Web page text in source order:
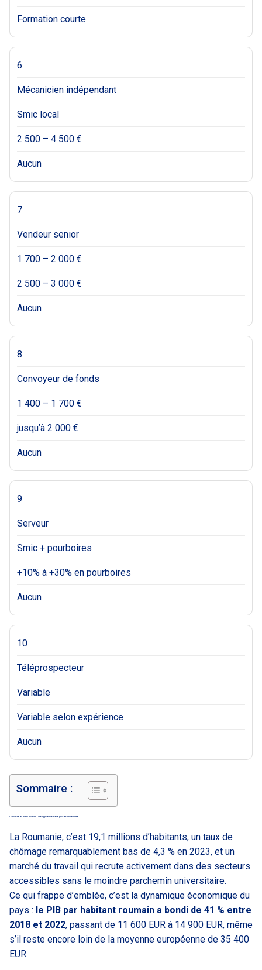
Formation courte
6
Mécanicien indépendant
Smic local
2 500 – 4 500 €
Aucun
7
Vendeur senior
1 700 – 2 000 €
2 500 – 3 000 €
Aucun
8
Convoyeur de fonds
1 400 – 1 700 €
jusqu’à 2 000 €
Aucun
9
Serveur
Smic + pourboires
+10% à +30% en pourboires
Aucun
10
Téléprospecteur
Variable
Variable selon expérience
Aucun
Sommaire :
Le marché du travail roumain : une opportunité réelle pour les sans-diplôme
La Roumanie, c’est 19,1 millions d’habitants, un taux de
chômage remarquablement bas de 4,3 % en 2023, et un
marché du travail qui recrute activement dans des secteurs
accessibles sans le moindre parchemin universitaire.
Ce qui frappe d’emblée, c’est la dynamique économique du
pays : le PIB par habitant roumain a bondi de 41 % entre
2018 et 2022, passant de 11 600 EUR à 14 900 EUR, même
s’il reste encore loin de la moyenne européenne de 35 400
EUR.